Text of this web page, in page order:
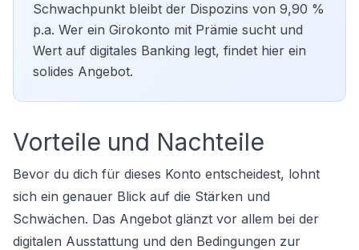
Schwachpunkt bleibt der Dispozins von 9,90 %
p.a. Wer ein Girokonto mit Prämie sucht und
Wert auf digitales Banking legt, findet hier ein
solides Angebot.
Vorteile und Nachteile
Bevor du dich für dieses Konto entscheidest, lohnt
sich ein genauer Blick auf die Stärken und
Schwächen. Das Angebot glänzt vor allem bei der
digitalen Ausstattung und den Bedingungen zur